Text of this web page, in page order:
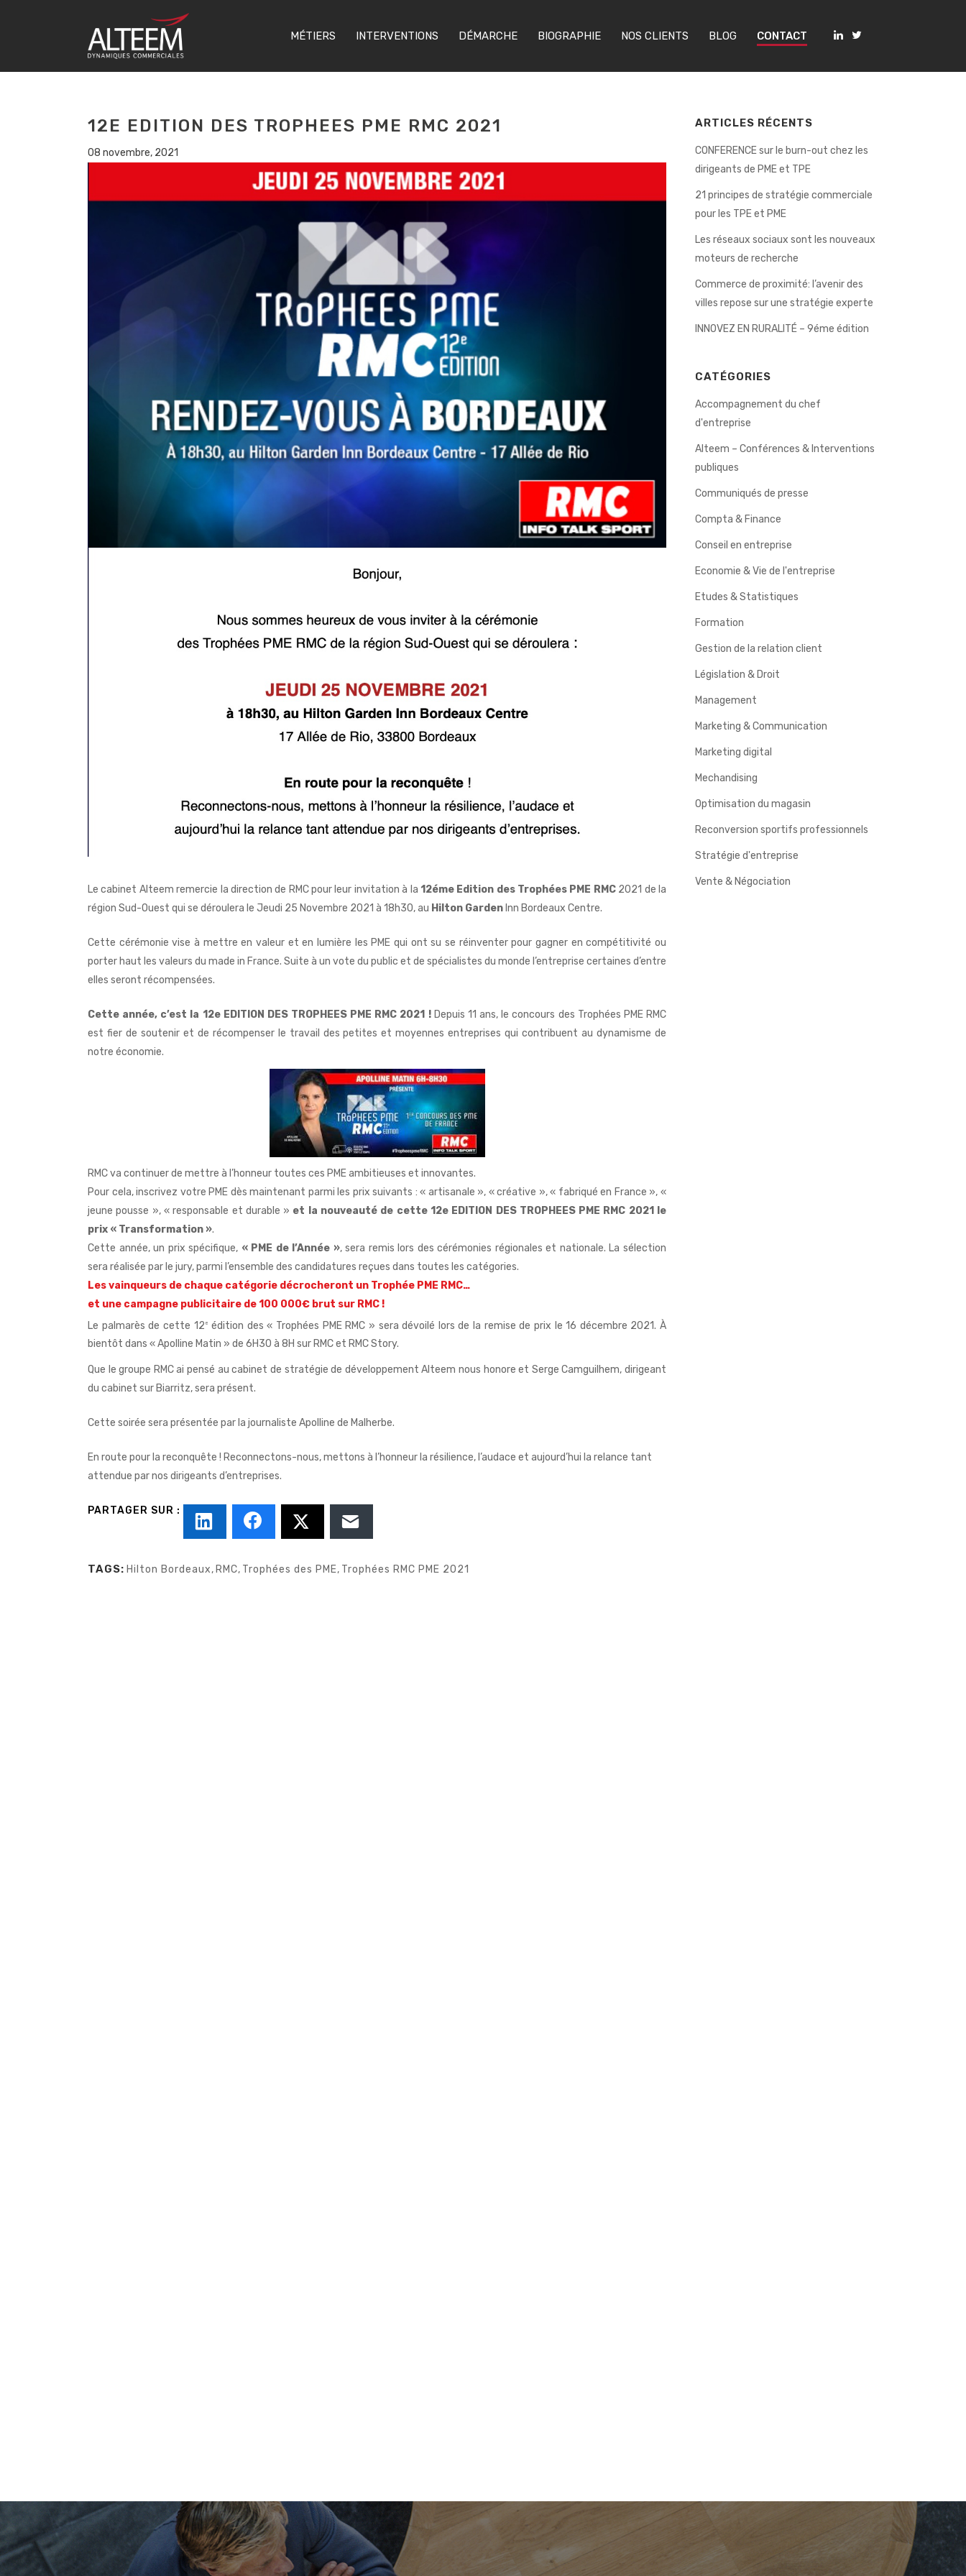
MÉTIERS INTERVENTIONS DÉMARCHE BIOGRAPHIE NOS CLIENTS BLOG CONTACT
12E EDITION DES TROPHEES PME RMC 2021
08 novembre, 2021
Le cabinet Alteem remercie la direction de RMC pour leur invitation à la 12éme Edition des Trophées PME RMC2021 de la
région Sud-Ouest qui se déroulera le Jeudi 25 Novembre 2021 à 18h30, au Hilton Garden Inn Bordeaux Centre.
Cette cérémonie vise à mettre en valeur et en lumière les PME qui ont su se réinventer pour gagner en compétitivité ou
porter haut les valeurs du made in France. Suite à un vote du public et de spécialistes du monde l’entreprise certaines d’entre
elles seront récompensées.
Cette année, c’est la 12e EDITION DES TROPHEES PME RMC 2021 ! Depuis 11 ans, le concours des Trophées PME RMC
est fier de soutenir et de récompenser le travail des petites et moyennes entreprises qui contribuent au dynamisme de
notre économie.
RMC va continuer de mettre à l’honneur toutes ces PME ambitieuses et innovantes.
Pour cela, inscrivez votre PME dès maintenant parmi les prix suivants : « artisanale », « créative », « fabriqué en France », «
jeune pousse », « responsable et durable » et la nouveauté de cette 12e EDITION DES TROPHEES PME RMC 2021 le
prix « Transformation ».
Cette année, un prix spécifique, « PME de l’Année », sera remis lors des cérémonies régionales et nationale. La sélection
sera réalisée par le jury, parmi l’ensemble des candidatures reçues dans toutes les catégories.
Les vainqueurs de chaque catégorie décrocheront un Trophée PME RMC…
et une campagne publicitaire de 100 000€ brut sur RMC !
Le palmarès de cette 12 e édition des « Trophées PME RMC » sera dévoilé lors de la remise de prix le 16 décembre 2021. À
bientôt dans «Apolline Matin » de 6H30 à 8H sur RMC et RMC Story.
Que le groupe RMC ai pensé au cabinet de stratégie de développement Alteem nous honore et Serge Camguilhem, dirigeant
du cabinet sur Biarritz, sera présent.
Cette soirée sera présentée par la journaliste Apolline de Malherbe.
En route pour la reconquête ! Reconnectons-nous, mettons à l’honneur la résilience, l’audace et aujourd’hui la relance tant
attendue par nos dirigeants d’entreprises.
TAGS: Hilton Bordeaux, RMC, Trophées des PME, Trophées RMC PME 2021
ARTICLES RÉCENTS
CONFERENCE sur le burn-out chez les
dirigeants de PME et TPE
21 principes de stratégie commerciale
pour les TPE et PME
Les réseaux sociaux sont les nouveaux
moteurs de recherche
Commerce de proximité: l’avenir des
villes repose sur une stratégie experte
INNOVEZ EN RURALITÉ – 9éme édition
CATÉGORIES
Accompagnement du chef
d'entreprise
Alteem – Conférences & Interventions
publiques
Communiqués de presse
Compta & Finance
Conseil en entreprise
Economie & Vie de l'entreprise
Etudes & Statistiques
Formation
Gestion de la relation client
Législation & Droit
Management
Marketing & Communication
Marketing digital
Mechandising
Optimisation du magasin
Reconversion sportifs professionnels
Stratégie d'entreprise
Vente & Négociation